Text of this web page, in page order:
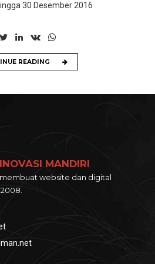
30 Desember 2016
READING
MANDIRI
website dan digital